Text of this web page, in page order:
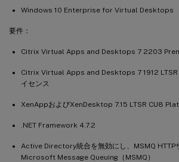
Windows 10 Enterprise for Virtual Desktops
要件：
Citrix Virtual Apps and Desktops 7 2203
Citrix Virtual Apps and Desktops 7 1912 LTSR
イセンス
XenAppおよびXenDesktop 7.15 LTSR CU8
.NET Framework 4.7.2
Active Directory統合を無効にし、MSMQ HTTP
Microsoft Message Queuing（MSMQ）